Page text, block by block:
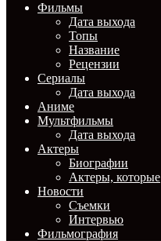
Фильмы
Дата выхода
Топы
Название
Рецензии
Сериалы
Дата выхода
Аниме
Мультфильмы
Дата выхода
Актеры
Биографии
Актеры, которые
Новости
Съемки
Интервью
Фильмография